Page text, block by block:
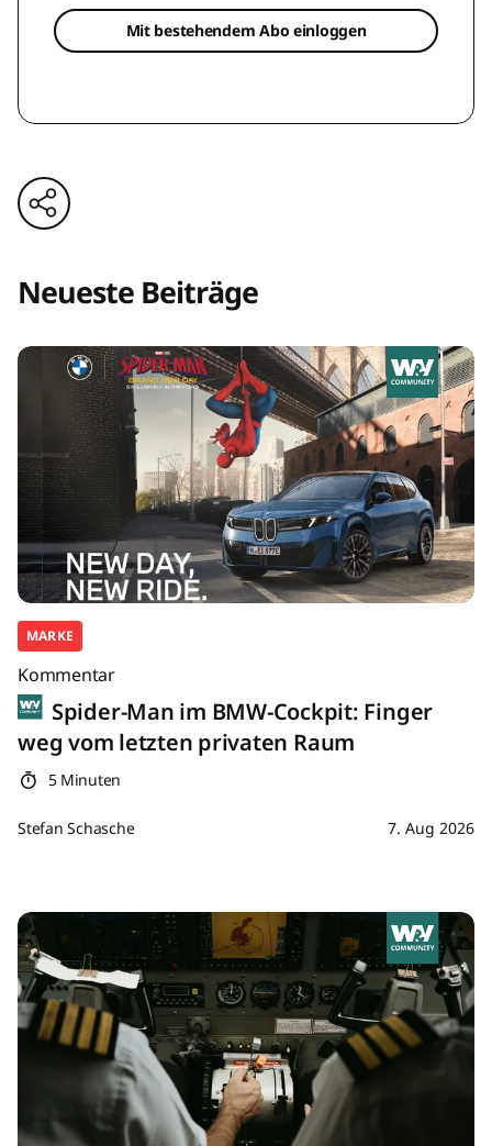
Mit bestehendem Abo einloggen
Neueste Beiträge
MARKE
Kommentar
Spider-Man im BMW-Cockpit: Finger
weg vom letzten privaten Raum
5 Minuten
Stefan Schasche 7. Aug 2026